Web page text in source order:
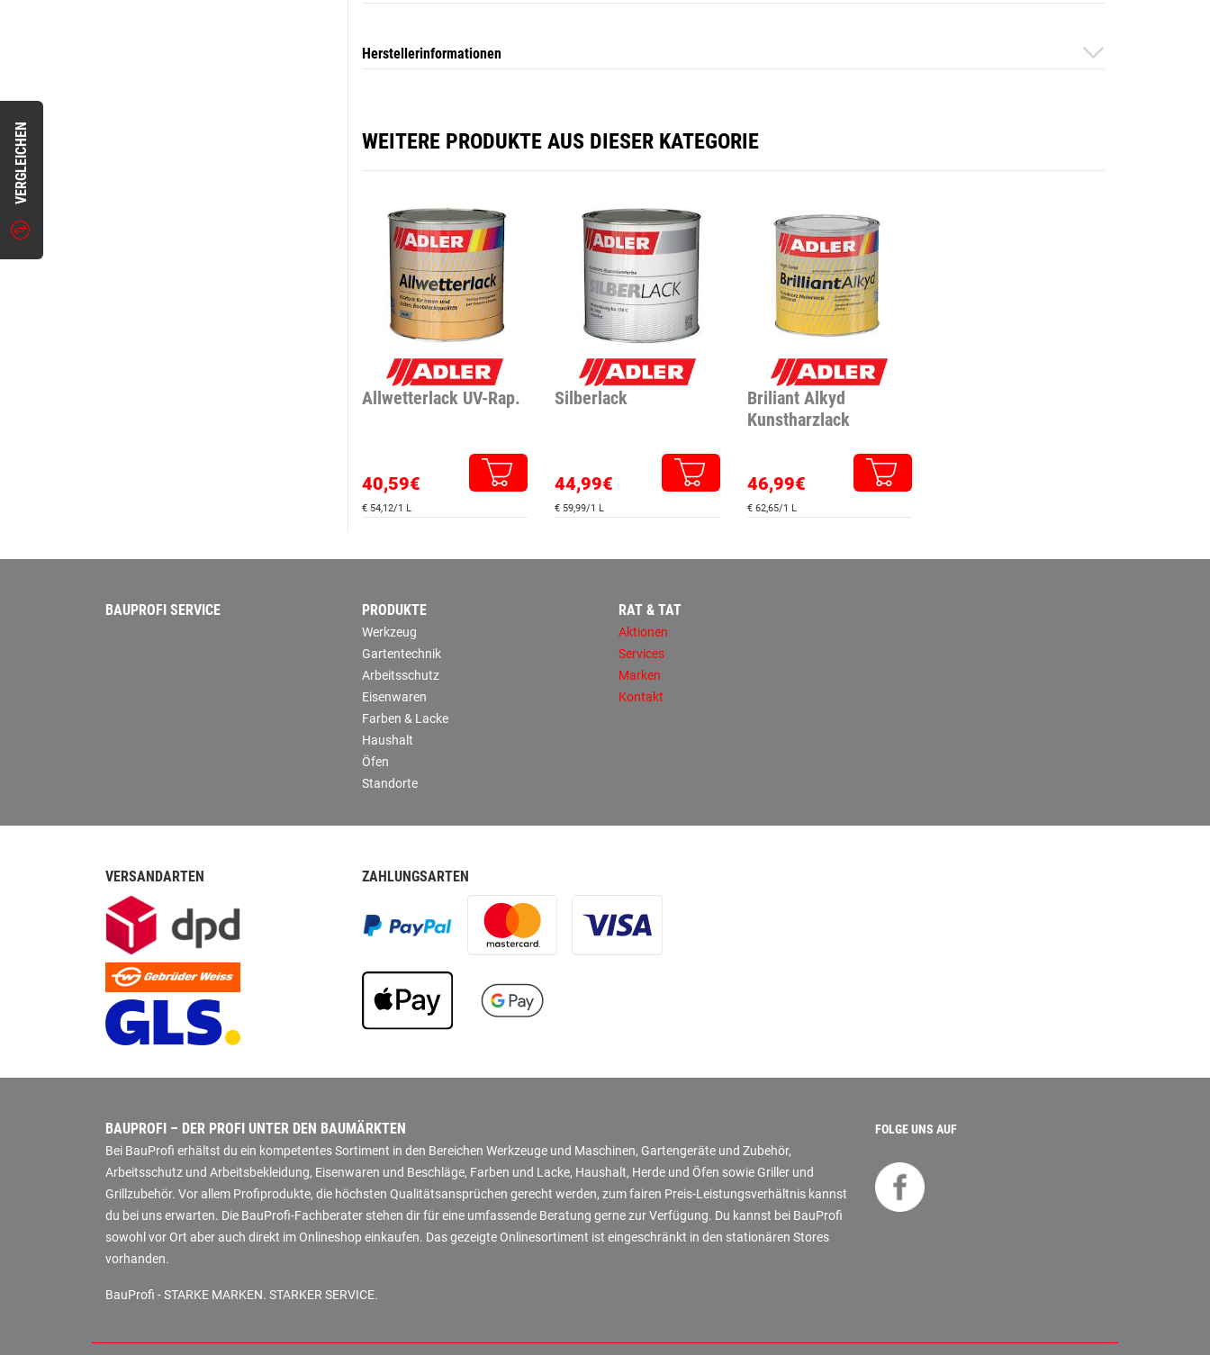
VERGLEICHEN
Herstellerinformationen
WEITERE PRODUKTE AUS DIESER KATEGORIE
Allwetterlack UV-Rap.
40,59€
€ 54,12/1 L
Silberlack
44,99€
€ 59,99/1 L
Briliant Alkyd
Kunstharzlack
46,99€
€ 62,65/1 L
BAUPROFI SERVICE PRODUKTE
Werkzeug
Gartentechnik
Arbeitsschutz
Eisenwaren
Farben & Lacke
Haushalt
Öfen
Standorte
RAT & TAT
Aktionen
Services
Marken
Kontakt
VERSANDARTEN ZAHLUNGSARTEN
BAUPROFI – DER PROFI UNTER DEN BAUMÄRKTEN
Bei BauProfi erhältst du ein kompetentes Sortiment in den Bereichen Werkzeuge und Maschinen, Gartengeräte und Zubehör,
Arbeitsschutz und Arbeitsbekleidung, Eisenwaren und Beschläge, Farben und Lacke, Haushalt, Herde und Öfen sowie Griller und
Grillzubehör. Vor allem Profiprodukte, die höchsten Qualitätsansprüchen gerecht werden, zum fairen Preis-Leistungsverhältnis kannst
du bei uns erwarten. Die BauProfi-Fachberater stehen dir für eine umfassende Beratung gerne zur Verfügung. Du kannst bei BauProfi
sowohl vor Ort aber auch direkt im Onlineshop einkaufen. Das gezeigte Onlinesortiment ist eingeschränkt in den stationären Stores
vorhanden.
BauProfi - STARKE MARKEN. STARKER SERVICE.
FOLGE UNS AUF